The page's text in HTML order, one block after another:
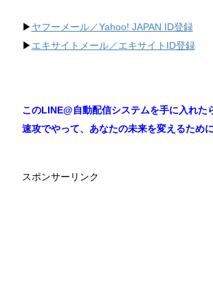
▶︎ ヤフーメール／Yahoo! JAPAN ID登録
▶︎ エキサイトメール／エキサイトID登録
このLINE@自動配信システムを手に入れた
速攻でやって、あなたの未来を変えるため
スポンサーリンク